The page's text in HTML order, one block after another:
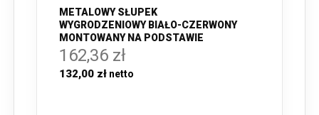
METALOWY SŁUPEK
WYGRODZENIOWY BIAŁO-CZERWONY
MONTOWANY NA PODSTAWIE
162,36 zł
132,00 zł